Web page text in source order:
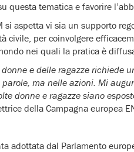
questa tematica e favorire
si aspetta vi sia un supporto
civile, per coinvolgere
nei quali la pratica è
e delle ragazze richiede
parole, ma nelle azioni. Mi
donne e ragazze siano
della Campagna europea
adottata dal Parlamento